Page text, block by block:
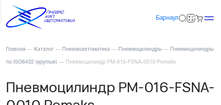
Барнаул
Главная — Каталог — Пневмоавтоматика — Пневмоцилиндры — Пневмоцилиндры
по ISO6432 (круглые) — Пневмоцилиндр PM-016-FSNA-0010 Pemaks
Пневмоцилиндр PM-016-FSNA-